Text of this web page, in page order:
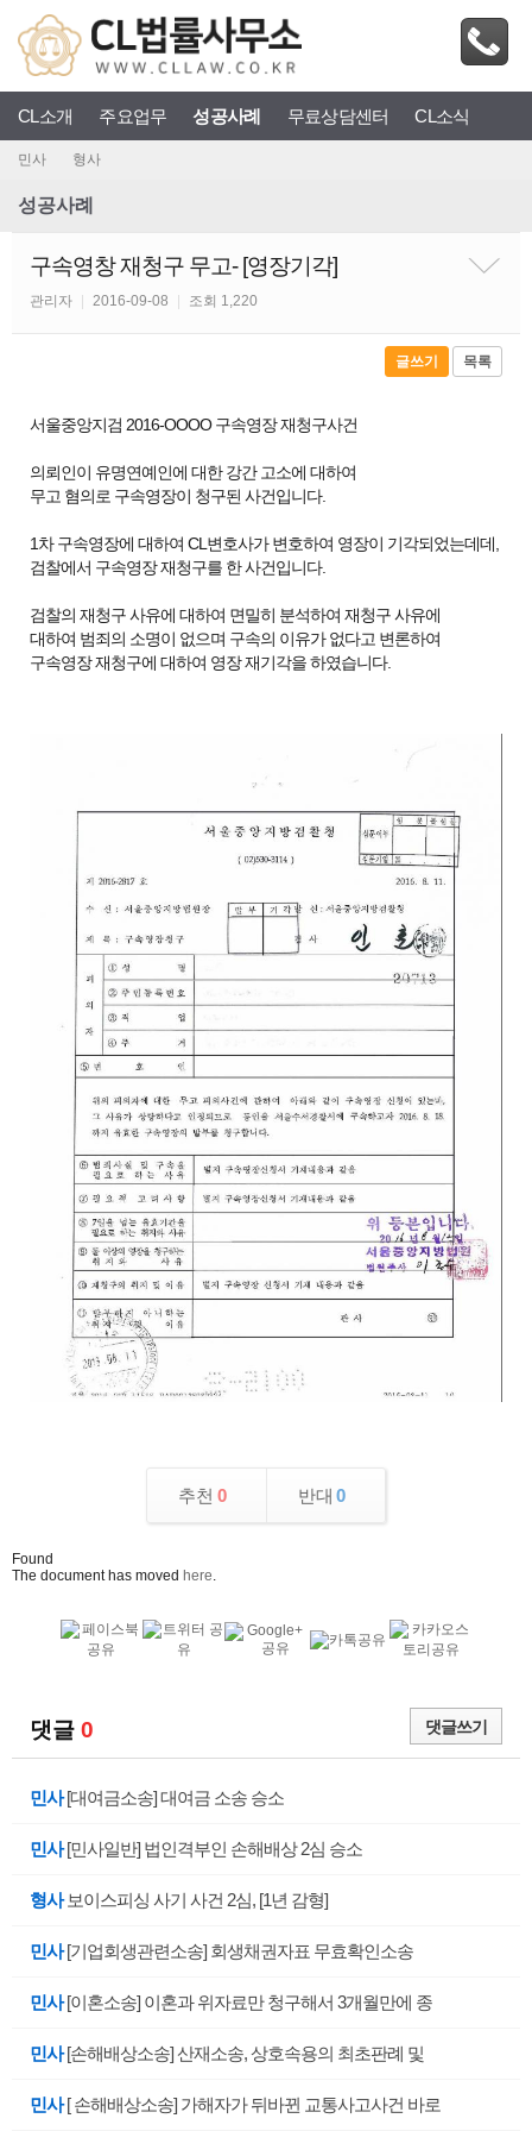
CL소개 주요업무 성공사례 무료상담센터 CL소식
민사 형사
성공사례
구속영창 재청구 무고- [영장기각]
관리자 | 2016-09-08 | 조회 1,220
글쓰기 목록
서울중앙지검 2016-OOOO 구속영장 재청구사건
의뢰인이 유명연예인에 대한 강간 고소에 대하여
무고 혐의로 구속영장이 청구된 사건입니다.
1차 구속영장에 대하여 CL변호사가 변호하여 영장이 기각되었는데데,
검찰에서 구속영장 재청구를 한 사건입니다.
검찰의 재청구 사유에 대하여 면밀히 분석하여 재청구 사유에
대하여 범죄의 소명이 없으며 구속의 이유가 없다고 변론하여
구속영장 재청구에 대하여 영장 재기각을 하였습니다.
추천 0 반대 0
Found
The document has moved here.
댓글 0 댓글쓰기
민사 [대여금소송] 대여금 소송 승소
민사 [민사일반] 법인격부인 손해배상 2심 승소
형사 보이스피싱 사기 사건 2심, [1년 감형]
민사 [기업회생관련소송] 회생채권자표 무효확인소송
민사 [이혼소송] 이혼과 위자료만 청구해서 3개월만에 종
민사 [손해배상소송] 산재소송, 상호속용의 최초판례 및
민사 [ 손해배상소송] 가해자가 뒤바뀐 교통사고사건 바로